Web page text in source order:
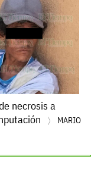
necrosis a
MARIO